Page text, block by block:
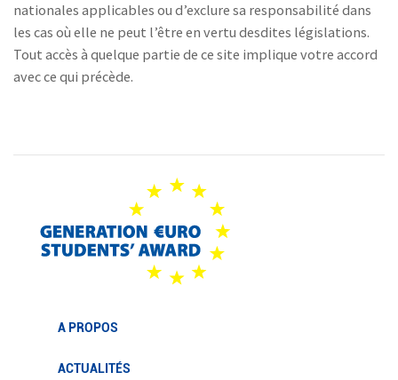
nationales applicables ou d’exclure sa responsabilité dans
les cas où elle ne peut l’être en vertu desdites législations.
Tout accès à quelque partie de ce site implique votre accord
avec ce qui précède.
A PROPOS
ACTUALITÉS